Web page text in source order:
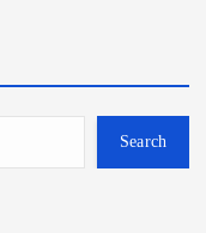
Search